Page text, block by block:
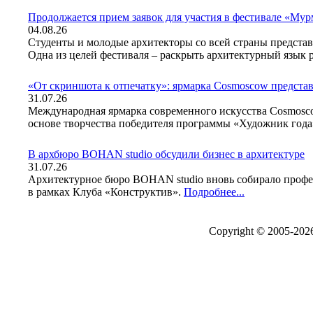
Продолжается прием заявок для участия в фестивале
04.08.26
Студенты и молодые архитекторы со всей страны
Одна из целей фестиваля – раскрыть архитектурный
«От скриншота к отпечатку»: ярмарка Cosmoscow
31.07.26
Международная ярмарка современного искусства
основе творчества победителя программы «Художник
В архбюро BOHAN studio обсудили бизнес в архитектуре
31.07.26
Архитектурное бюро BOHAN studio вновь собирало
в рамках Клуба «Конструктив». Подробнее...
Copyright © 2005-